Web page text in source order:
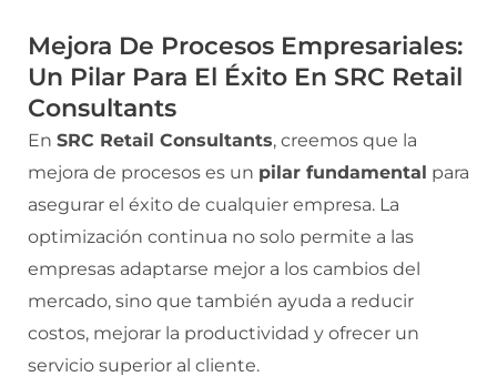
Mejora De Procesos Empresariales:
Un Pilar Para El Éxito En SRC Retail
Consultants
En SRC Retail Consultants, creemos que la
mejora de procesos es un pilar fundamental para
asegurar el éxito de cualquier empresa. La
optimización continua no solo permite a las
empresas adaptarse mejor a los cambios del
mercado, sino que también ayuda a reducir
costos, mejorar la productividad y ofrecer un
servicio superior al cliente.